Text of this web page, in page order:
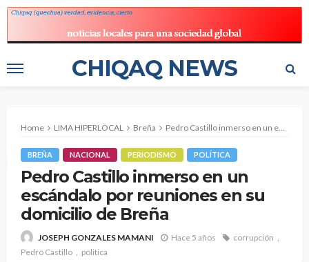
CHIQAQ NEWS
Home LIMA HIPERLOCAL Breña Pedro Castillo inmerso en un escándalo por reuniones en su domicilio de Breña
BREÑA NACIONAL PERIODISMO POLÍTICA
Pedro Castillo inmerso en un
escándalo por reuniones en su
domicilio de Breña
JOSEPH GONZALES MAMANI Hace 5 años
corrupción
Pedro Castillo
politica